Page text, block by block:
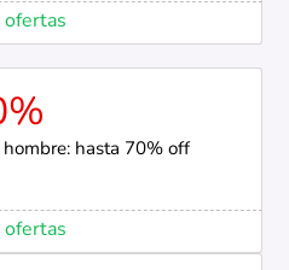
ofertas
hasta 70% off
ofertas